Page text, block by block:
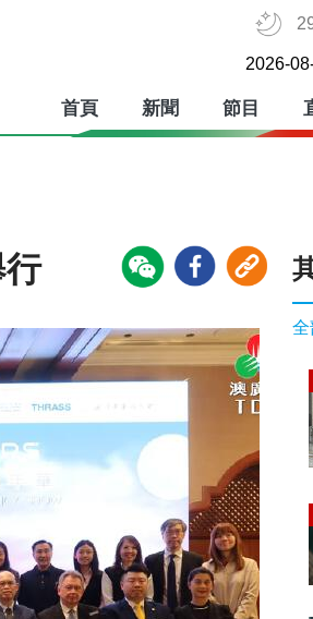
2026-
首頁 新聞 節目
全